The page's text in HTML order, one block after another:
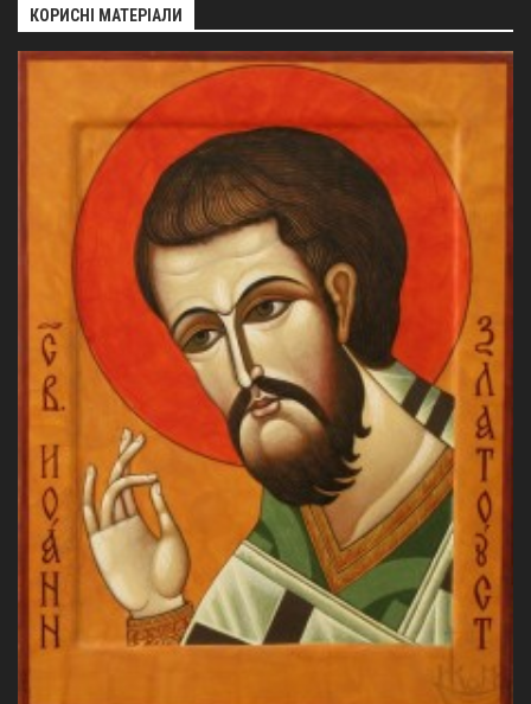
Пророка Іллі (смт. Білики)
Різдва Пресвятої Богородиці (с. Вільховатка)
Св. Апостола Андрія Первозванного (с. Засулля)
Св. Миколая (с. Деменки)
Успіння Пресвятої Богородиці (м. Кременчук)
Успіння Пресвятої Богородиці (м. Лубни)
Парохії Сумської області
Введення в храм Богородиці (м. Суми)
Матері Божої Неустанної Помочі (м. Охтирка)
Свято-Покровський монастир оо Василіян
Свято-Івано-Павлівський монастир сестер Згромадження
Св. Йосифа ОПДМ
Монастир сестер милосердя Св. Вінкентія. Дім Милосердя
Монастир Успення Пресвятої Богородиці Сестер Чину
Святого Василія Великого
КОРИСНІ МАТЕРІАЛИ